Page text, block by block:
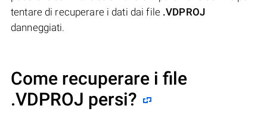
tentare di recuperare i dati dai file .VDPROJ
danneggiati.
Come recuperare i file
.VDPROJ persi?